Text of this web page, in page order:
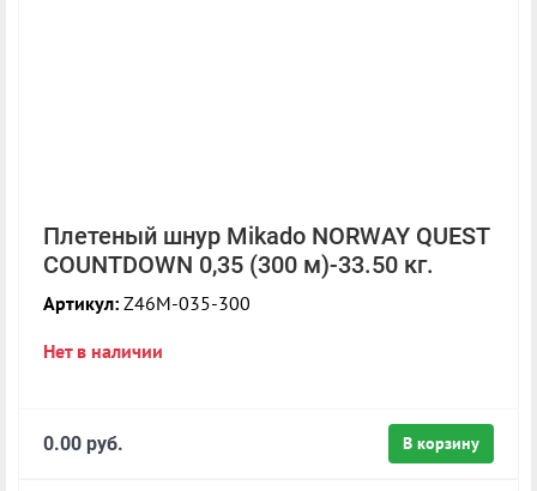
Плетеный шнур Mikado NORWAY QUEST
COUNTDOWN 0,35 (300 м)-33.50 кг.
Артикул: Z46M-035-300
Нет в наличии
В корзину
0.00 руб.